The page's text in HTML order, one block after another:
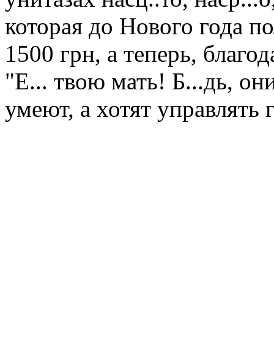
которая до Нового года
1500 грн, а теперь,
"Е... твою мать! Б...дь,
умеют, а хотят